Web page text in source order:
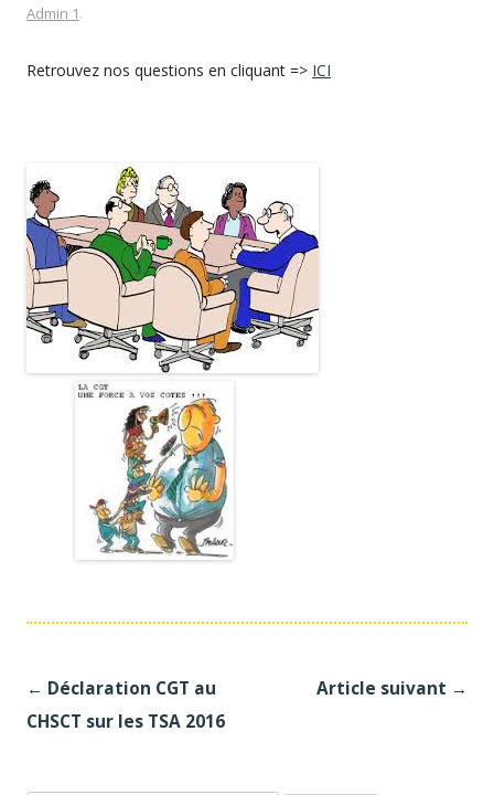
Admin 1.
Retrouvez nos questions en cliquant => ICI
Navigation
des
← Déclaration CGT au
CHSCT sur les TSA 2016
Article suivant →